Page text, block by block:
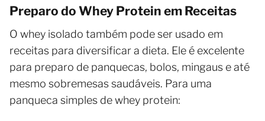
Preparo do Whey Protein em Receitas
O whey isolado também pode ser usado em
receitas para diversificar a dieta. Ele é excelente
para preparo de panquecas, bolos, mingaus e até
mesmo sobremesas saudáveis. Para uma
panqueca simples de whey protein: